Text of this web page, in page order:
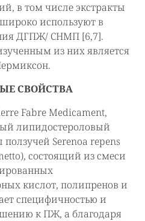
в том числе экстракты
используют в
ДГПЖ/ СНМП [6,7].
из них является
СВОЙСТВА
Fabre Medicament,
липидостероловый
Serenoa repens
состоящий из смеси
кислот, полипренов и
специфичностью и
к ПЖ, а благодаря